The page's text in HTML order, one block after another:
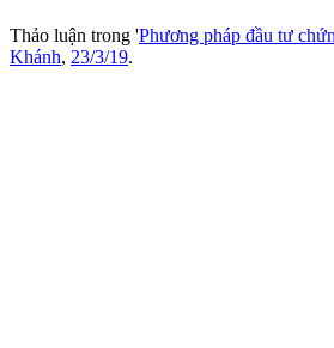
Thảo luận trong 'Phương pháp đầu tư
Khánh, 23/3/19.